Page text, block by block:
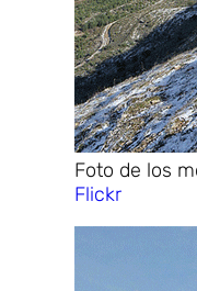
Foto de los
Flickr